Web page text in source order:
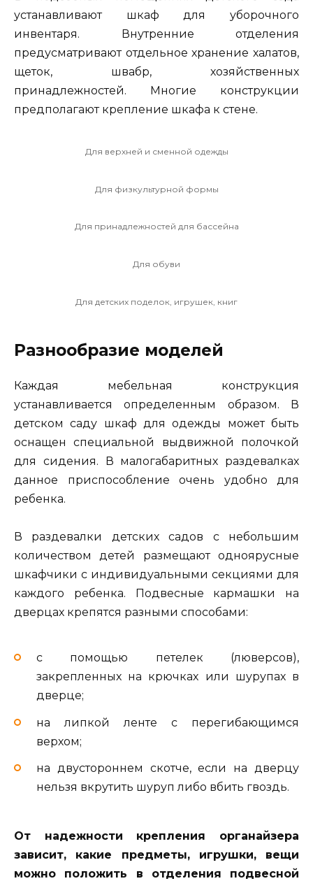
устанавливают шкаф для уборочного
инвентаря. Внутренние отделения
предусматривают отдельное хранение халатов,
щеток, швабр, хозяйственных
принадлежностей. Многие конструкции
предполагают крепление шкафа к стене.
Для верхней и сменной одежды
Для физкультурной формы
Для принадлежностей для бассейна
Для обуви
Для детских поделок, игрушек, книг
Разнообразие моделей
Каждая мебельная конструкция
устанавливается определенным образом. В
детском саду шкаф для одежды может быть
оснащен специальной выдвижной полочкой
для сидения. В малогабаритных раздевалках
данное приспособление очень удобно для
ребенка.
В раздевалки детских садов с небольшим
количеством детей размещают одноярусные
шкафчики с индивидуальными секциями для
каждого ребенка. Подвесные кармашки на
дверцах крепятся разными способами:
с помощью петелек (люверсов),
закрепленных на крючках или шурупах в
дверце;
на липкой ленте с перегибающимся
верхом;
на двустороннем скотче, если на дверцу
нельзя вкрутить шуруп либо вбить гвоздь.
От надежности крепления органайзера
зависит, какие предметы, игрушки, вещи
можно положить в отделения подвесной